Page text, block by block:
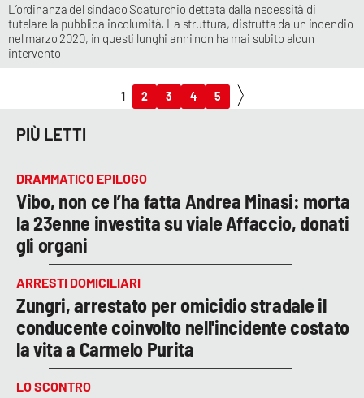
L’ordinanza del sindaco Scaturchio dettata dalla necessità di
tutelare la pubblica incolumità. La struttura, distrutta da un incendio
nel marzo 2020, in questi lunghi anni non ha mai subito alcun
intervento
1 2 3 4 5
PIÙ LETTI
DRAMMATICO EPILOGO
Vibo, non ce l’ha fatta Andrea Minasi: morta
la 23enne investita su viale Affaccio, donati
gli organi
ARRESTI DOMICILIARI
Zungri, arrestato per omicidio stradale il
conducente coinvolto nell'incidente costato
la vita a Carmelo Purita
LO SCONTRO